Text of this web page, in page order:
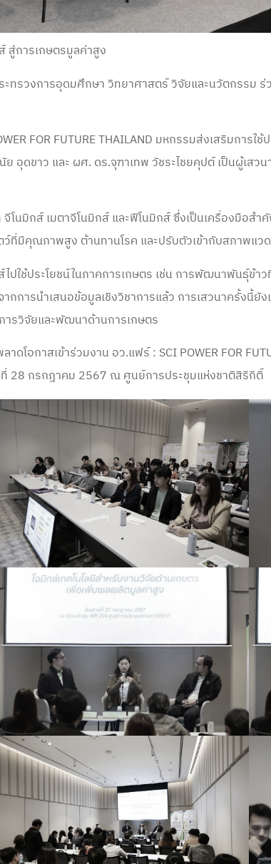
สู่การเกษตรมูลค่าสูง
รวงการอุดมศึกษา วิทยาศาสตร์ วิจัยและนวัตกรรม ร่
FOR FUTURE THAILAND มหกรรมส่งเสริมการ
ย อุดขาว และ ผศ. ดร.จุฑาเทพ วัชระไชยคุปต์ เป็นผู้เส
จีโนมิกส์ เมตาจีโนมิกส์ และฟีโนมิกส์ ซึ่งเป็นเครื่องมือ
มีคุณภาพสูง ต้านทานโรค และปรับตัวเข้ากับสภาพแว
ไปใช้ประโยชน์ในภาคการเกษตร เช่น การพัฒนาพันธุ์
ารนำเสนอข้อมูลเชิงวิชาการแล้ว การเสวนาครั้งนี้ยัง
ารวิจัยและพัฒนาด้านการเกษตร
ดโอกาสเข้าร่วมงาน อว.แฟร์ : SCI POWER FOR
ที่ 28 กรกฎาคม 2567 ณ ศูนย์การประชุมแห่งชาติสิริกิติ์